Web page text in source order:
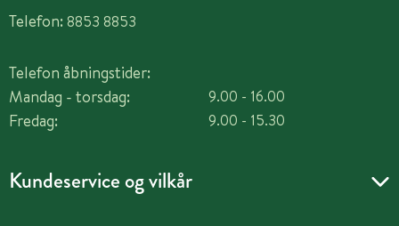
Telefon: 8853 8853
Telefon åbningstider:
Mandag - torsdag:
Fredag:
9.00 - 16.00
9.00 - 15.30
Kundeservice og vilkår